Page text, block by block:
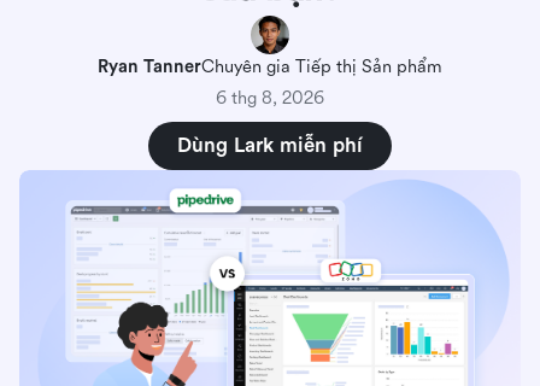
Ryan TannerChuyên gia Tiếp thị Sản phẩm
6 thg 8, 2026
Dùng Lark miễn phí